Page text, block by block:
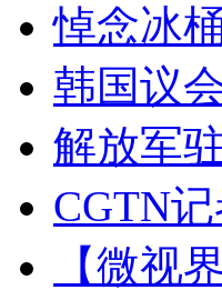
悼念冰
韩国议
解放军
CGTN
【微视